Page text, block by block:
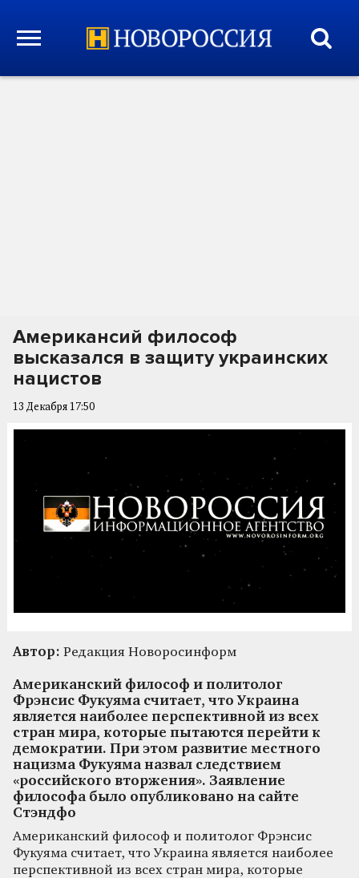
Американсий философ
высказался в защиту украинских
нацистов
13 Декабря 17:50
Автор: Редакция Новоросинформ
Американский философ и политолог
Фрэнсис Фукуяма считает, что Украина
является наиболее перспективной из всех
стран мира, которые пытаются перейти к
демократии. При этом развитие местного
нацизма Фукуяма назвал следствием
«российского вторжения». Заявление
философа было опубликовано на сайте
Стэндфо
Американский философ и политолог Фрэнсис
Фукуяма считает, что Украина является наиболее
перспективной из всех стран мира, которые